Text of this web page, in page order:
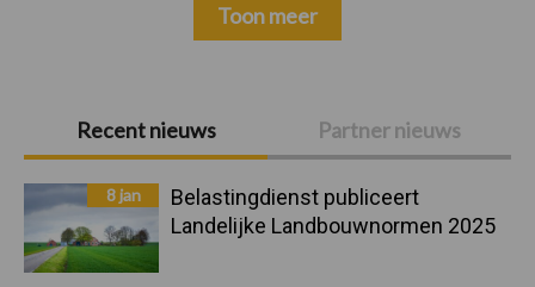
Primaire
Sidebar
Recent nieuws Partner nieuws
8 jan
Belastingdienst publiceert
Landelijke Landbouwnormen 2025
Toon meer